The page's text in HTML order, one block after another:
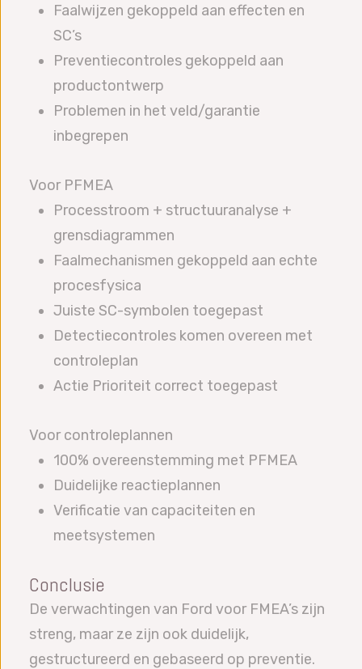
Faalwijzen gekoppeld aan effecten en
SC’s
Preventiecontroles gekoppeld aan
productontwerp
Problemen in het veld/garantie
inbegrepen
Voor PFMEA
Processtroom + structuuranalyse +
grensdiagrammen
Faalmechanismen gekoppeld aan echte
procesfysica
Juiste SC-symbolen toegepast
Detectiecontroles komen overeen met
controleplan
Actie Prioriteit correct toegepast
Voor controleplannen
100% overeenstemming met PFMEA
Duidelijke reactieplannen
Verificatie van capaciteiten en
meetsystemen
Conclusie
De verwachtingen van Ford voor FMEA’s zijn
streng, maar ze zijn ook duidelijk,
gestructureerd en gebaseerd op preventie.